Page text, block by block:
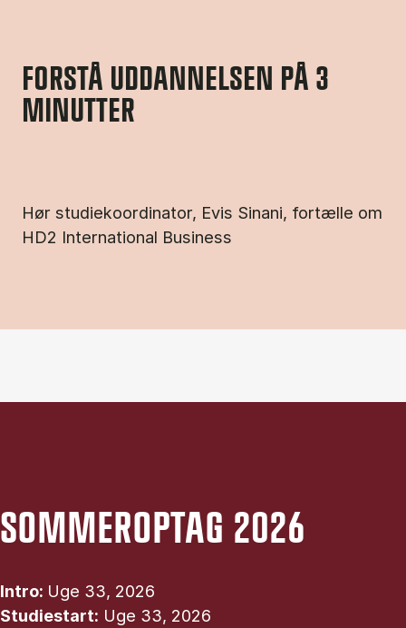
FORSTÅ UDDANNELSEN PÅ 3
MINUTTER
Hør studiekoordinator, Evis Sinani, fortælle om
HD2 International Business
SOMMEROPTAG 2026
Intro: Uge 33, 2026
Studiestart: Uge 33, 2026